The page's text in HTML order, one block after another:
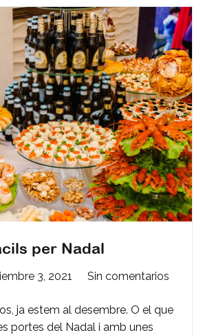
per Nadal
3, 2021 Sin comentariosen
fàcils
ja estem al desembre. O el que
portes del Nadal i amb unes